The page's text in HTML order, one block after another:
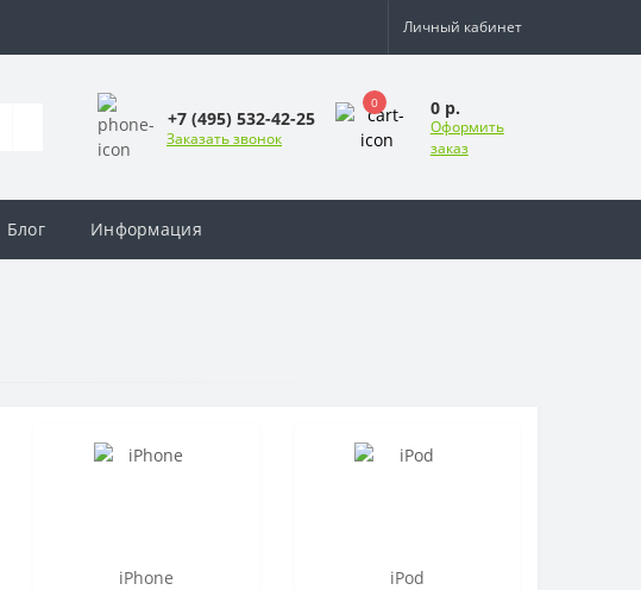
Личный кабинет
+7 (495) 532-42-25
Заказать звонок
0 0 р.
Оформить
заказ
Блог Информация
iPhone iPod